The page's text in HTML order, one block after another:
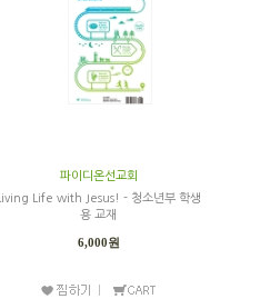
파이디온선교회
Living Life with Jesus! - 청소년부 학생
용 교재
6,000원